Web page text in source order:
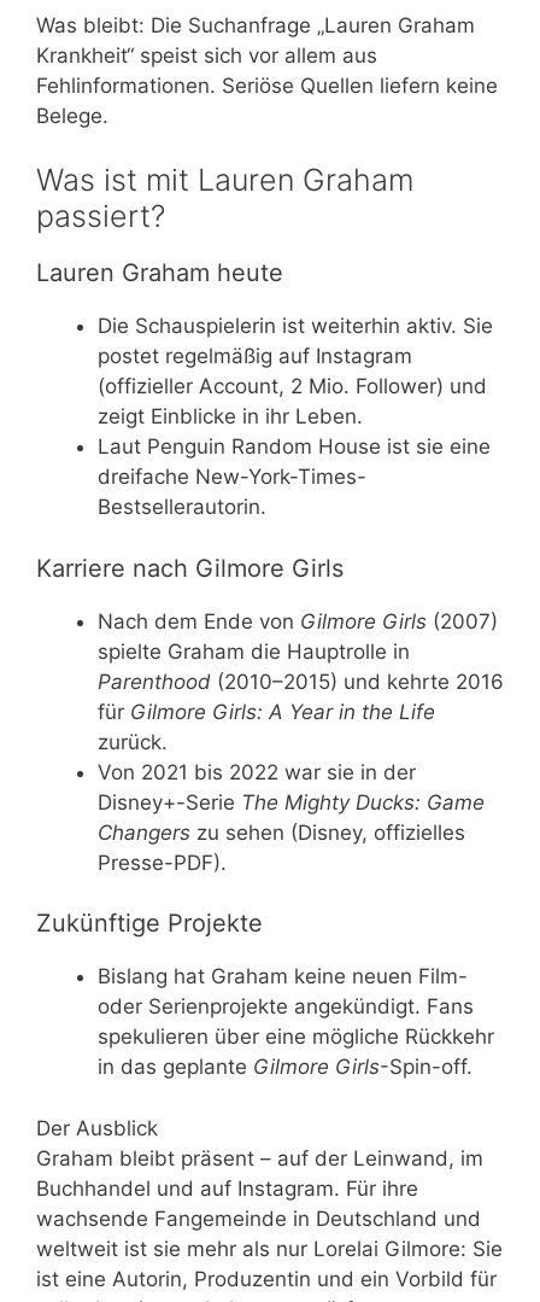
Was bleibt: Die Suchanfrage „Lauren Graham
Krankheit“ speist sich vor allem aus
Fehlinformationen. Seriöse Quellen liefern keine
Belege.
Was ist mit Lauren Graham
passiert?
Lauren Graham heute
Die Schauspielerin ist weiterhin aktiv. Sie
postet regelmäßig auf Instagram
(offizieller Account, 2 Mio. Follower) und
zeigt Einblicke in ihr Leben.
Laut Penguin Random House ist sie eine
dreifache New-York-Times-
Bestsellerautorin.
Karriere nach Gilmore Girls
Nach dem Ende von Gilmore Girls (2007)
spielte Graham die Hauptrolle in
Parenthood (2010–2015) und kehrte 2016
für Gilmore Girls: A Year in the Life
zurück.
Von 2021 bis 2022 war sie in der
Disney+-Serie The Mighty Ducks: Game
Changers zu sehen (Disney, offizielles
Presse-PDF).
Zukünftige Projekte
Bislang hat Graham keine neuen Film-
oder Serienprojekte angekündigt. Fans
spekulieren über eine mögliche Rückkehr
in das geplante Gilmore Girls-Spin-off.
Der Ausblick
Graham bleibt präsent – auf der Leinwand, im
Buchhandel und auf Instagram. Für ihre
wachsende Fangemeinde in Deutschland und
weltweit ist sie mehr als nur Lorelai Gilmore: Sie
ist eine Autorin, Produzentin und ein Vorbild für